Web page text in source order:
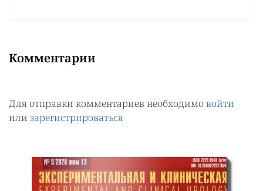
Комментарии
Для отправки комментариев необходимо войти
или зарегистрироваться